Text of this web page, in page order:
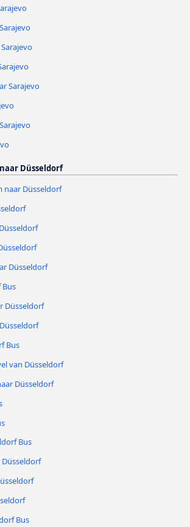
Sarajevo
Düsseldorf
naar Düsseldorf
Düsseldorf
Bus
Düsseldorf
Bus
van Düsseldorf
Düsseldorf
Bus
Bus